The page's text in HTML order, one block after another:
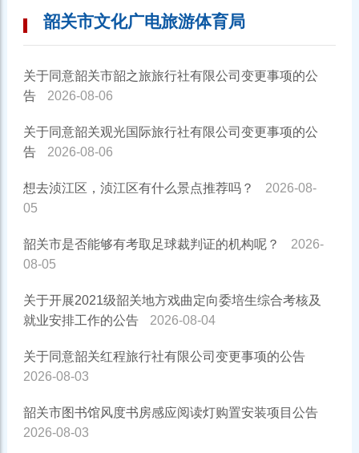
韶关市文化广电旅游体育局
关于同意韶关市韶之旅旅行社有限公司变更事项的公
告
2026-08-06
关于同意韶关观光国际旅行社有限公司变更事项的公
告
2026-08-06
想去浈江区，浈江区有什么景点推荐吗？
2026-08-
05
韶关市是否能够有考取足球裁判证的机构呢？
2026-
08-05
关于开展2021级韶关地方戏曲定向委培生综合考核及
就业安排工作的公告
2026-08-04
关于同意韶关红程旅行社有限公司变更事项的公告
2026-08-03
韶关市图书馆风度书房感应阅读灯购置安装项目公告
2026-08-03